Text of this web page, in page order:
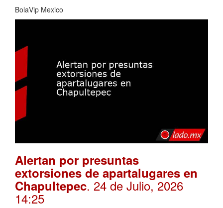
BolaVip Mexico
Alertan por presuntas
extorsiones de apartalugares en
Chapultepec. 24 de Julio, 2026
14:25